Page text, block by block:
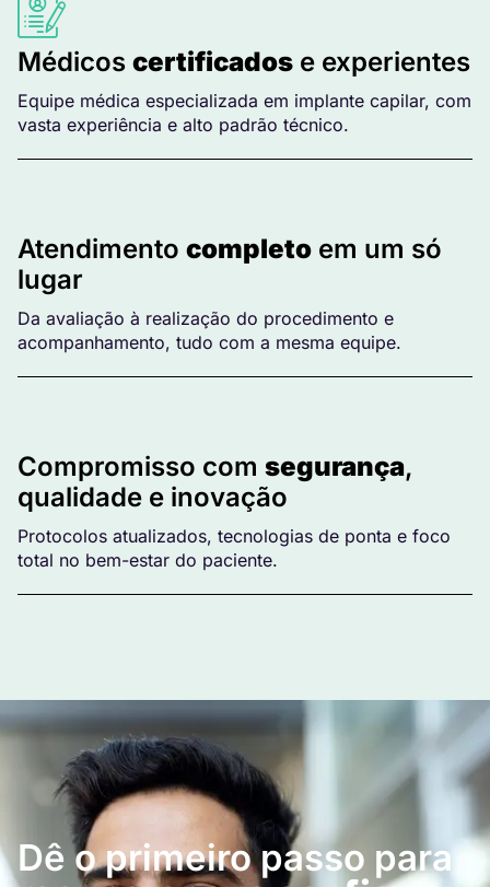
Médicos certificados e experientes
Equipe médica especializada em implante capilar, com
vasta experiência e alto padrão técnico.
Atendimento completo em um só
lugar
Da avaliação à realização do procedimento e
acompanhamento, tudo com a mesma equipe.
Compromisso com segurança,
qualidade e inovação
Protocolos atualizados, tecnologias de ponta e foco
total no bem-estar do paciente.
Dê o primeiro passo para